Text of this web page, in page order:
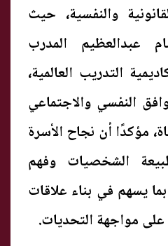
والنفسية، حيث
عبدالعظيم المدرب
التدريب العالمية،
النفسي والاجتماعي
مؤكدًا أن نجاح الأسرة
الشخصيات وفهم
بما يسهم في بناء علاقات
مواجهة التحديات.